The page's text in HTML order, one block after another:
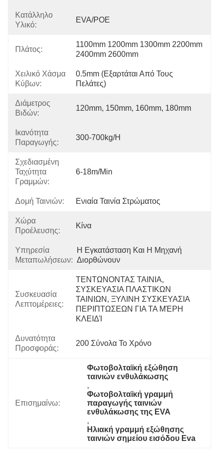
Κατάλληλο
Υλικό:
EVA/POE
Πλάτος:
1100mm 1200mm 1300mm 2200mm
2400mm 2600mm
Χειλικό Χάσμα
Κύβων:
0.5mm (εξαρτάται Από Τους
Πελάτες)
Διάμετρος
Βιδών:
120mm, 150mm, 160mm, 180mm
Ικανότητα
Παραγωγής:
300-700kg/h
Σχεδιασμένη
Ταχύτητα
Γραμμών:
6-18m/min
Δομή Ταινιών: Ενιαία Ταινία Στρώματος
Χώρα
Προέλευσης:
Κίνα
Υπηρεσία
Μεταπωλήσεων:
Η Εγκατάσταση Και Η Μηχανή
Διορθώνουν
Συσκευασία
Λεπτομέρειες:
ΤΕΝΤΩΝΟΝΤΑΣ ΤΑΙΝΙΑ,
ΣΥΣΚΕΥΑΣΙΑ ΠΛΑΣΤΙΚΩΝ
ΤΑΙΝΙΩΝ, ΞΥΛΙΝΗ ΣΥΣΚΕΥΑΣΙΑ
ΠΕΡΙΠΤΩΣΕΩΝ ΓΙΑ ΤΑ ΜΈΡΗ
ΚΛΕΙΔΊ
Δυνατότητα
Προσφοράς:
200 Σύνολα Το Χρόνο
Επισημαίνω:
Φωτοβολταϊκή εξώθηση
ταινιών ενθυλάκωσης
,
Φωτοβολταϊκή γραμμή
παραγωγής ταινιών
ενθυλάκωσης της EVA
,
Ηλιακή γραμμή εξώθησης
ταινιών σημείου εισόδου Eva